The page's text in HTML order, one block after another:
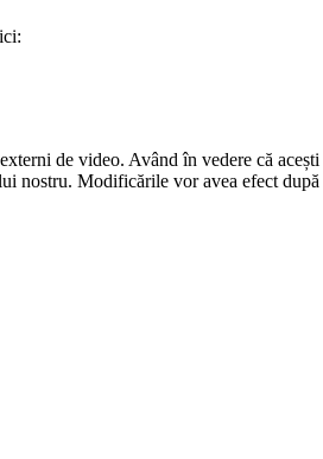
de video. Având în vedere că
nostru. Modificările vor avea efect